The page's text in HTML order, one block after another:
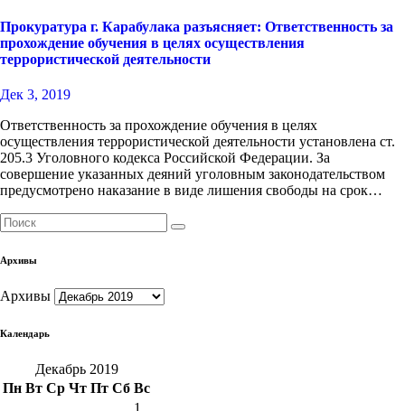
Прокуратура г. Карабулака разъясняет: Ответственность за
прохождение обучения в целях осуществления
террористической деятельности
Дек 3, 2019
Ответственность за прохождение обучения в целях
осуществления террористической деятельности установлена ст.
205.3 Уголовного кодекса Российской Федерации. За
совершение указанных деяний уголовным законодательством
предусмотрено наказание в виде лишения свободы на срок…
Архивы
Архивы
Календарь
Декабрь 2019
Пн Вт Ср Чт Пт Сб Вс
1